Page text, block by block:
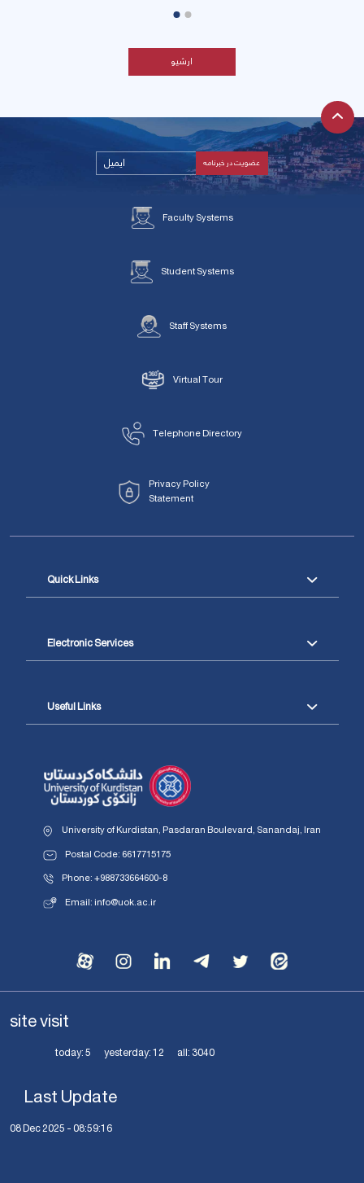
ارشیو
Faculty Systems
Student Systems
Staff Systems
Virtual Tour
Telephone Directory
Privacy Policy
Statement
Quick Links
Electronic Services
Useful Links
University of Kurdistan, Pasdaran Boulevard, Sanandaj, Iran
Postal Code: 6617715175
Phone: +988733664600-8
Email: info@uok.ac.ir
site visit
today:5 yesterday:12 all:3040
Last Update
08 Dec 2025 - 08:59:16